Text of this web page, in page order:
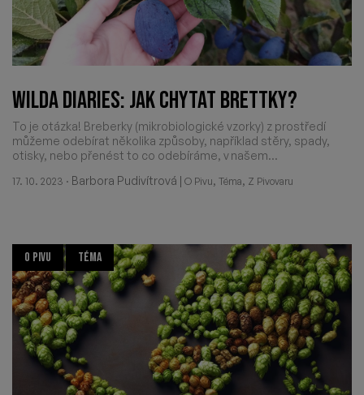
WILDA DIARIES: JAK CHYTAT BRETTKY?
To je otázka! Breberky (mikrobiologické vzorky) z prostředí
můžeme odebírat několika způsoby, například stěry, spady,
otisky, nebo přenést to co odebíráme, v našem...
17. 10. 2023 · Barbora Pudivítrová | O Pivu, Téma, Z Pivovaru
O PIVU TÉMA